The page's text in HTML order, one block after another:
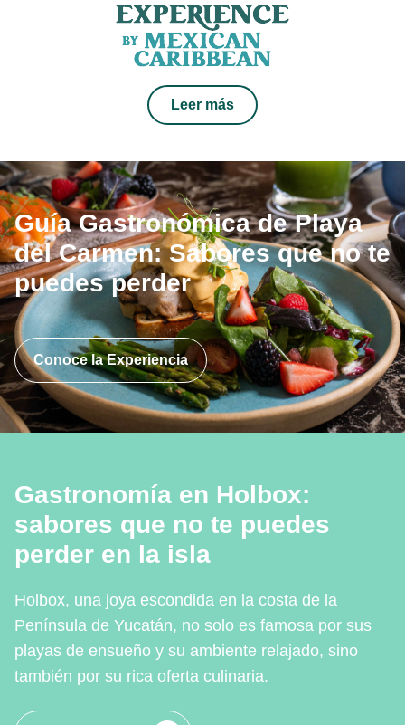
Leer más
Guía Gastronómica de Playa
del Carmen: Sabores que no te
puedes perder
Conoce la Experiencia
Gastronomía en Holbox:
sabores que no te puedes
perder en la isla
Holbox, una joya escondida en la costa de la
Península de Yucatán, no solo es famosa por sus
playas de ensueño y su ambiente relajado, sino
también por su rica oferta culinaria.